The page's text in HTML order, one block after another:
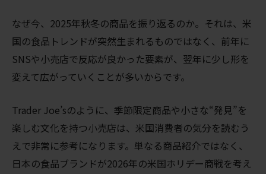
なぜ今、2025年秋冬の商品を振り返るのか。それは、米
国の食品トレンドが突然生まれるものではなく、前年に
SNSや小売店で反応が良かった要素が、翌年に少し形を
変えて広がっていくことが多いからです。
Trader Joe’sのように、季節限定商品や小さな“発見”を
楽しむ文化を持つ小売店は、米国消費者の気分を読むう
えで非常に参考になります。単なる商品紹介ではなく、
日本の食品ブランドが2026年の米国ホリデー商戦を考え